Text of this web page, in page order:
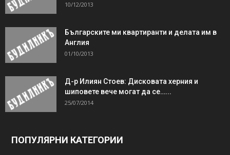
10/12/2013
Българските ми квартиранти и делата им в
Англия
01/10/2013
Д-р Илиян Стоев: Дисковата херния и
шиповете вече могат да се…...
25/07/2014
ПОПУЛЯРНИ КАТЕГОРИИ